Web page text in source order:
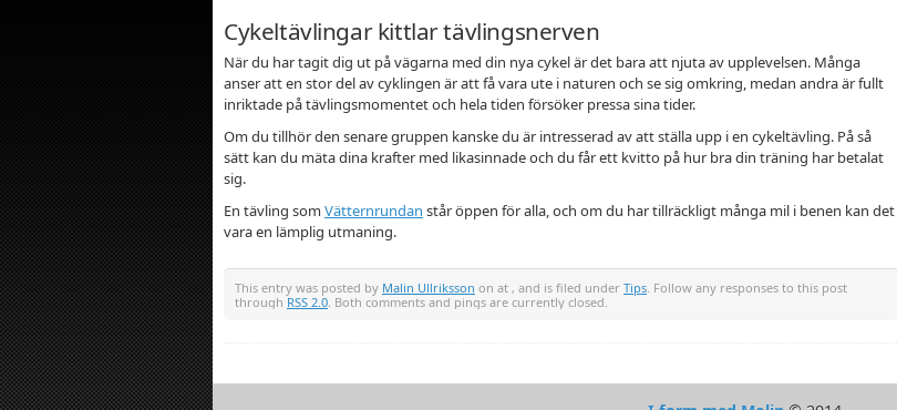
Cykeltävlingar kittlar tävlingsnerven
När du har tagit dig ut på vägarna med din nya cykel är det bara att njuta av upplevelsen. Många
anser att en stor del av cyklingen är att få vara ute i naturen och se sig omkring, medan andra är fullt
inriktade på tävlingsmomentet och hela tiden försöker pressa sina tider.
Om du tillhör den senare gruppen kanske du är intresserad av att ställa upp i en cykeltävling. På så
sätt kan du mäta dina krafter med likasinnade och du får ett kvitto på hur bra din träning har betalat
sig.
En tävling som Vätternrundan står öppen för alla, och om du har tillräckligt många mil i benen kan det
vara en lämplig utmaning.
This entry was posted by Malin Ullriksson on at , and is filed under Tips . Follow any responses to this post
throughRSS 2.0 . Both comments and pings are currently closed.